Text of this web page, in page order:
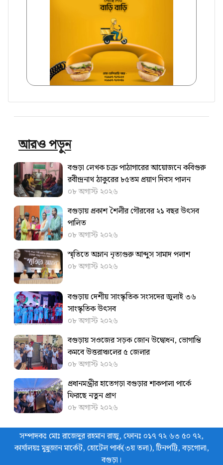
আরও পড়ুন
বগুড়া লেখক চক্র পাঠাগারের আয়োজনে কবিগুরু
রবীন্দ্রনাথ ঠাকুরের ৮৫তম প্রয়াণ দিবস পালন
০৮ অগাস্ট ২০২৬
বগুড়ায় প্রকাশ শৈলীর গৌরবের ২১ বছর উৎসব
পা‌লিত
০৮ অগাস্ট ২০২৬
স্মৃতিতে অম্লান নৃত্যগুরু আব্দুস সামাদ পলাশ
০৮ অগাস্ট ২০২৬
বগুড়ায় দেশীয় সাংস্কৃতিক সংসদের জুলাই ৩৬
সাংস্কৃতিক উৎসব
০৮ অগাস্ট ২০২৬
বগুড়ায় সওজের সড়ক জোন উদ্বোধন, ভোগান্তি
কমবে উত্তরাঞ্চলের ৫ জেলার
০৮ অগাস্ট ২০২৬
প্রধানমন্ত্রীর হাতেগড়া বগুড়ার শাকপালা পার্কে
ফিরছে নতুন প্রাণ
০৮ অগাস্ট ২০২৬
সম্পাদকঃ মোঃ রাজেদুর রহমান রাজু, ফোনঃ ০১৭ ৭২ ৬৩ ৫০ ৭২,
কার্যালয়ঃ মুন্নুজান মার্কেট, হোটেল পার্ক(৩য় তলা), টিনপট্টি, বড়গোলা,
বগুড়া।